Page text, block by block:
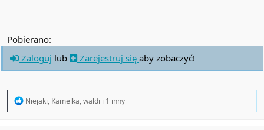
Pobierano:
Zaloguj lub Zarejestruj się aby zobaczyć!
R
Niejaki, Kamelka,waldi i 1 inny